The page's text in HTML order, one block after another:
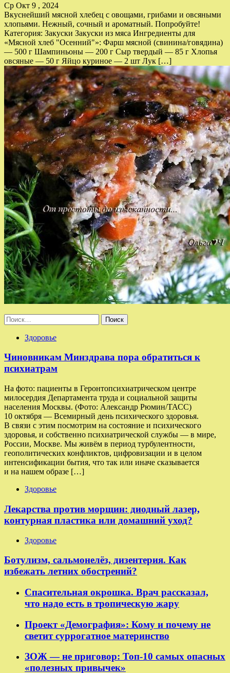
Ср Окт 9 , 2024
Вкуснейший мясной хлебец с овощами, грибами и овсяными
хлопьями. Нежный, сочный и ароматный. Попробуйте!
Категория: Закуски Закуски из мяса Ингредиенты для
«Мясной хлеб "Осенний"»: Фарш мясной (свинина/говядина)
— 500 г Шампиньоны — 200 г Сыр твердый — 85 г Хлопья
овсяные — 50 г Яйцо куриное — 2 шт Лук […]
Найти:
Здоровье
Чиновникам Минздрава пора обратиться к
психиатрам
На фото: пациенты в Геронтопсихиатрическом центре
милосердия Департамента труда и социальной защиты
населения Москвы. (Фото: Александр Рюмин/ТАСС)
10 октября — Всемирный день психического здоровья.
В связи с этим посмотрим на состояние и психического
здоровья, и собственно психиатрической службы — в мире,
России, Москве. Мы живём в период турбулентности,
геополитических конфликтов, цифровизации и в целом
интенсификации бытия, что так или иначе сказывается
и на нашем образе […]
Здоровье
Лекарства против морщин: диодный лазер,
контурная пластика или домашний уход?
Здоровье
Ботулизм, сальмонелёз, дизентерия. Как
избежать летних обострений?
Спасительная окрошка. Врач рассказал,
что надо есть в тропическую жару
Проект «Демография»: Кому и почему не
светит суррогатное материнство
ЗОЖ — не приговор: Топ-10 самых опасных
«полезных привычек»